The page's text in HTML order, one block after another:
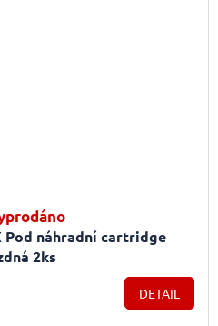
Pod náhradní cartridge
2ks
DETAIL